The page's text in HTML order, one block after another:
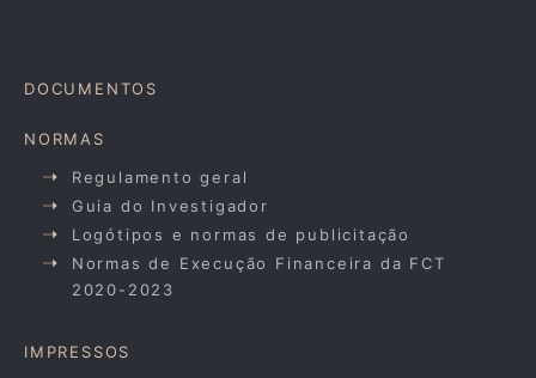
DOCUMENTOS
NORMAS
Regulamento geral
Guia do Investigador
Logótipos e normas de publicitação
Normas de Execução Financeira da FCT
2020-2023
IMPRESSOS